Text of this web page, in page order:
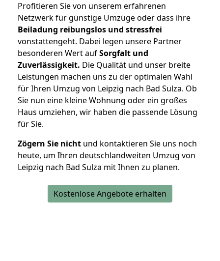
Profitieren Sie von unserem erfahrenen
Netzwerk für günstige Umzüge oder dass ihre
Beiladung reibungslos und stressfrei
vonstattengeht. Dabei legen unsere Partner
besonderen Wert aufSorgfalt und
Zuverlässigkeit. Die Qualität und unser breite
Leistungen machen uns zu der optimalen Wahl
für Ihren Umzug von Leipzig nach Bad Sulza. Ob
Sie nun eine kleine Wohnung oder ein großes
Haus umziehen, wir haben die passende Lösung
für Sie.
Zögern Sie nicht und kontaktieren Sie uns noch
heute, um Ihren deutschlandweiten Umzug von
Leipzig nach Bad Sulza mit Ihnen zu planen.
Kostenlose Angebote erhalten